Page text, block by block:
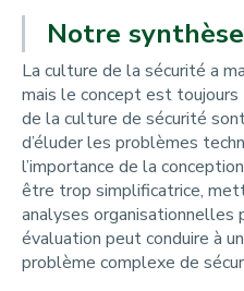
Notre synthèse
La culture de la sécurité a
mais le concept est
de la culture de sécurité
d’éluder les problèmes
l’importance de la
être trop simplificatrice,
analyses organisationnelles
évaluation peut conduire à
problème complexe de